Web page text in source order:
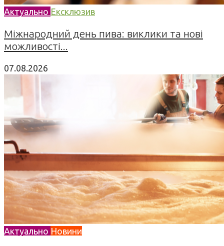
Актуально Ексклюзив
Міжнародний день пива: виклики та нові
можливості...
07.08.2026
Актуально Новини